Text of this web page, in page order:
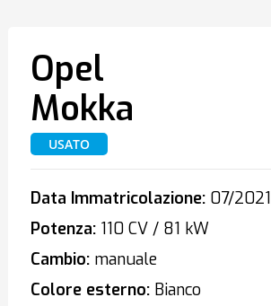
Opel
Mokka
USATO
Data Immatricolazione:07/2021
Potenza:110 CV / 81 kW
Cambio:manuale
Colore esterno:Bianco